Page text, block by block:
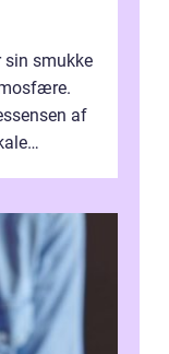
sin smukke
af